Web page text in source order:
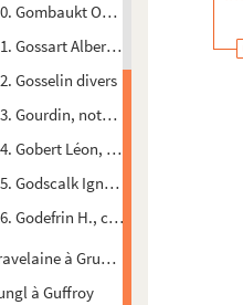
Gombaukt Ogier de, écrivain
Gossart Albert, adjoint au maire
Gosselin divers
Gourdin, notable
Gobert Léon, journaliste
Godscalk Ignace, jésuite
Godefrin H., conseiller municipal
à Grusson
à Guffroy